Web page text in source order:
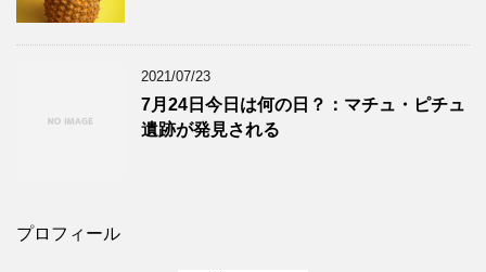
2021/07/23
7月24日今日は何の日？：マチュ・ピチュ
遺跡が発見される
プロフィール